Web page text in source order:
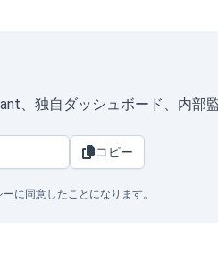
、独自ダッシュボード、内部
コピー
ーに同意したことになります。